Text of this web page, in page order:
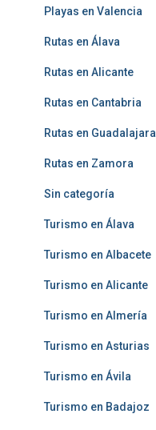
Playas en Valencia
Rutas en Álava
Rutas en Alicante
Rutas en Cantabria
Rutas en Guadalajara
Rutas en Zamora
Sin categoría
Turismo en Álava
Turismo en Albacete
Turismo en Alicante
Turismo en Almería
Turismo en Asturias
Turismo en Ávila
Turismo en Badajoz